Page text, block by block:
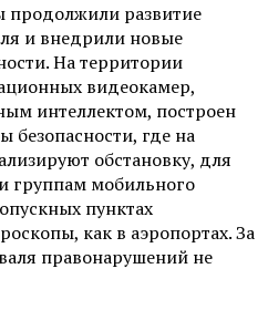
продолжили развитие
и внедрили новые
На территории
видеокамер,
интеллектом, построен
безопасности, где на
обстановку, для
группам мобильного
пунктах
как в аэропортах. За
правонарушений не